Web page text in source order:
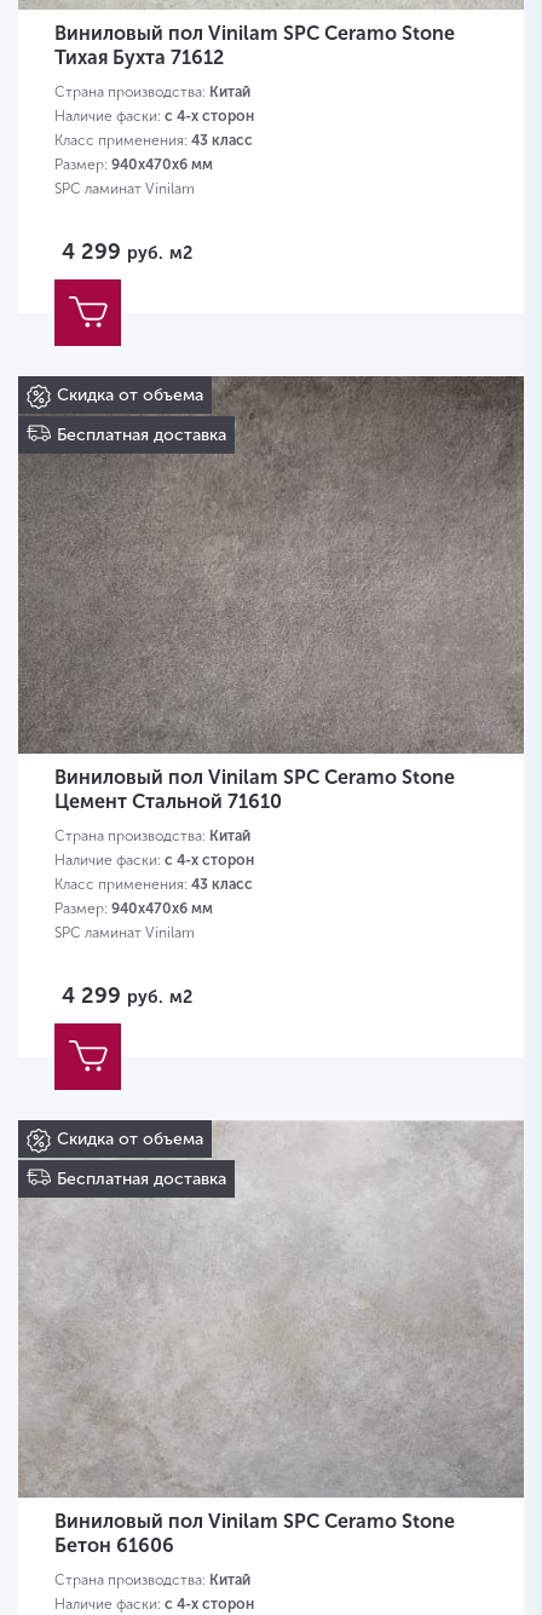
Виниловый пол Vinilam SPC Ceramo Stone
Тихая Бухта 71612
Страна производства: Китай
Наличие фаски: с 4-х сторон
Класс применения: 43 класс
Размер: 940х470х6 мм
SPC ламинат Vinilam
4 299 руб. м2
Скидка от объема
Бесплатная доставка
Виниловый пол Vinilam SPC Ceramo Stone
Цемент Стальной 71610
Страна производства: Китай
Наличие фаски: с 4-х сторон
Класс применения: 43 класс
Размер: 940х470х6 мм
SPC ламинат Vinilam
4 299 руб. м2
Скидка от объема
Бесплатная доставка
Виниловый пол Vinilam SPC Ceramo Stone
Бетон 61606
Страна производства: Китай
Наличие фаски: с 4-х сторон